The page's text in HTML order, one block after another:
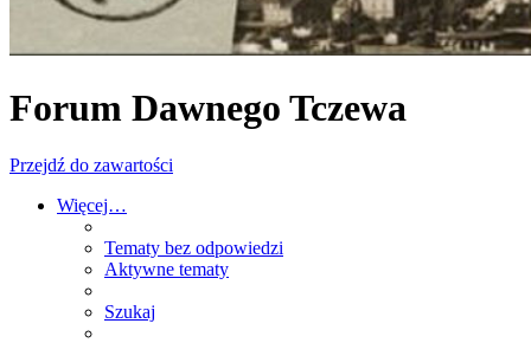
Forum Dawnego Tczewa
Przejdź do zawartości
Więcej…
Tematy bez odpowiedzi
Aktywne tematy
Szukaj